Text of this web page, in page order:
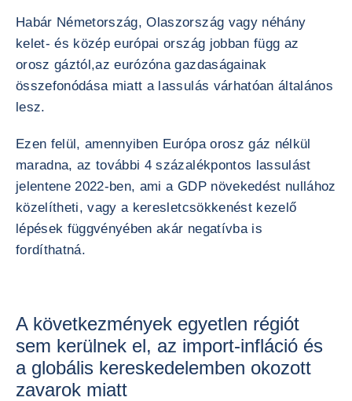
Habár Németország, Olaszország vagy néhány
kelet- és közép európai ország jobban függ az
orosz gáztól,az eurózóna gazdaságainak
összefonódása miatt a lassulás várhatóan általános
lesz.
Ezen felül, amennyiben Európa orosz gáz nélkül
maradna, az további 4 százalékpontos lassulást
jelentene 2022-ben, ami a GDP növekedést nullához
közelítheti, vagy a keresletcsökkenést kezelő
lépések függvényében akár negatívba is
fordíthatná.
A következmények egyetlen régiót
sem kerülnek el, az import-infláció és
a globális kereskedelemben okozott
zavarok miatt